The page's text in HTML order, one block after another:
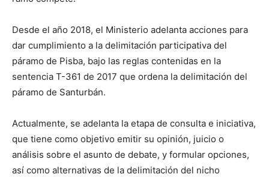
Desde el año 2018, el Ministerio adelanta acciones para
dar cumplimiento a la delimitación participativa del
páramo de Pisba, bajo las reglas contenidas en la
sentencia T-361 de 2017 que ordena la delimitación del
páramo de Santurbán.
Actualmente, se adelanta la etapa de consulta e iniciativa,
que tiene como objetivo emitir su opinión, juicio o
análisis sobre el asunto de debate, y formular opciones,
así como alternativas de la delimitación del nicho